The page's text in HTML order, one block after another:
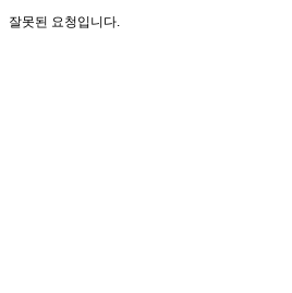
잘못된 요청입니다.